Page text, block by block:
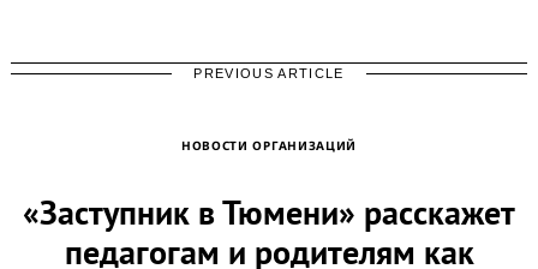
PREVIOUS ARTICLE
НОВОСТИ ОРГАНИЗАЦИЙ
«Заступник в Тюмени» расскажет
педагогам и родителям как